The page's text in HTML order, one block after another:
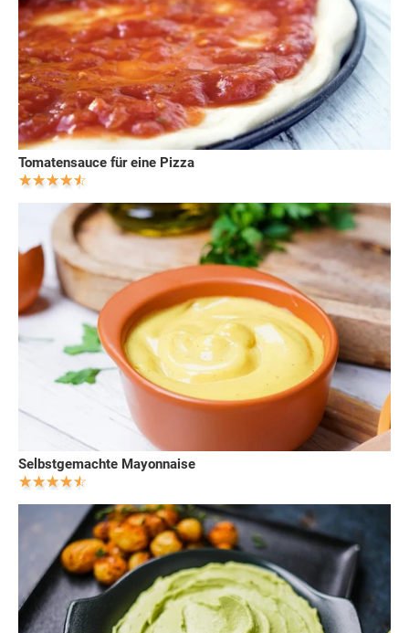
Tomatensauce für eine Pizza
Selbstgemachte Mayonnaise